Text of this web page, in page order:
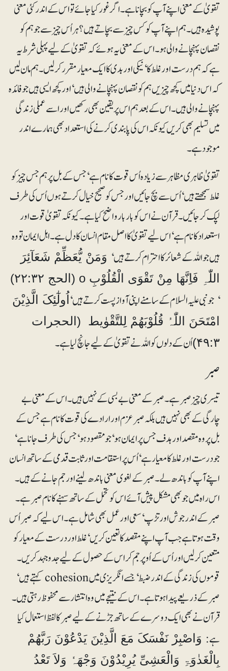
تقویٰ کے معنی اپنے آپ کو بچانا ہے۔ اگر غور کیا جائے تو اس کے اندر کئی معنی
پوشیدہ ہیں۔ ہم اپنے آپ کو کس چیز سے بچاتے ہیں؟ ہر اُس چیز سے جو ہم کو
نقصان پہنچانے والی ہو۔ اس کے معنی یہ ہوئے کہ تقویٰ کے لیے پہلی شرط یہ
ہے کہ ہم درست اور غلط کا‘نیکی اور بدی کا ایک معیار مقرر کر لیں۔ ہم مان لیں
کہ اس دنیا میں کچھ چیزیں ہم کو نقصان پہنچانے والی ہیں‘ اور کچھ ایسی ہیں جو فائدہ
پہنچانے والی ہیں۔ اس کے بعد ہم اس پر یقین بھی رکھیں اور اسے عملی زندگی
میں تسلیم بھی کریں کیونکہ اس کی پابندی کرنے کی استعداد بھی ہمارے اندر
موجود ہے۔
تقویٰ ظاہری مظاہر سے زیادہ اُس قوت کا نام ہے‘ جس کے بل پر ہم جس چیز کو
غلط سمجھتے ہیں‘ اُس سے بچ جائیں اور جس کو صحیح خیال کرتے ہوں اُس کی طرف
لپک کر جائیں۔ قرآن نے اس کو باربار واضح کیا ہے۔ کیونکہ تقویٰ قوت اور
استعداد کا نام ہے‘ اس لیے تقویٰ کا اصل مقام انسان کا دل ہے۔ اہل ایمان تو وہ
ہیں جو اللہ کے شعائر کا احترام کرتے ہیں‘وَمَنْ یُّعَظِّمْ شَعَآئِرَ
اللّٰہِ فَاِنَّھَا مِنْ تَقْوَی الْقُلُوْبِ o (الحج ۲۲:۳۲)
‘ جو نبی علیہ السلام کے سامنے اپنی آواز پست کرتے ہیں‘اُولٰٓئِکَ الَّذِیْنَ
امْتَحَنَ اللّٰہُ قُلُوْبَھُمْ لِلتَّقْوٰیط (الحجرات
۴۹:۳) اُن کے دلوں کو اللہ نے تقویٰ کے لیے جانچ لیا ہے۔
صبر
تیسری چیز صبر ہے۔ صبر کے معنی بے بسی کے نہیں ہیں۔ اس کے معنی بے
چارگی کے بھی نہیں ہیں بلکہ صبر عزم اور ارادے کی قوت کا نام ہے جس کے
بل پر وہ مقصد اور ہدف جس پر ایمان ہو‘ جو مقصود ہو‘ جس کی طرف جانا ہے‘
جو درست اور غلط کا معیار ہے‘ اُس پر استقامت اورثابت قدمی کے ساتھ انسان
اپنے آپ کو باندھ لے۔ صبر کے لغوی معنی باندھ لینے اور جم جانے کے ہیں۔
اس راہ میں جو بھی مشکل پیش آئے اس کو تحمل کے ساتھ سہنے کا نام صبر ہے۔
صبر کے اندر جوش اور تڑپ‘ سعی اور عمل بھی شامل ہے۔ اس لیے کہ صبر اُس
وقت ہوتا ہے جب آپ اپنے مقصد کا تعین کریں‘ غلط اور درست کے معیار کو
متعین کر لیں اور اُس کے اُوپر جم کر اس کے حصول کے لیے جدوجہد کریں۔
قوموں کی زندگی کے اندر ضبط‘ جسے انگریزی میں cohesion کہتے ہیں‘
صبر کے ذریعے پیدا ہوتا ہے۔ اس کے نتیجے میں وہ انتشار سے محفوظ رہتی ہیں۔
قرآن نے بھی ایک دوسرے کے ساتھ جڑنے کے لیے صبر کا لفظ استعمال کیا
ہے:وَاصْبِرْ نَفْسَکَ مَعَ الَّذِیْنَ یَدْعُوْنَ رَبَّھُمْ
بِالْغَدٰوَۃِ وَالْعَشِیِّ یُرِیْدُوْنَ وَجْھَہٗ وَلاَ تَعْدُ